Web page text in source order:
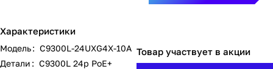
Характеристики
Модель: C9300L-24UXG4X-10A
Детали: C9300L 24p PoE+
Товар участвует в акции